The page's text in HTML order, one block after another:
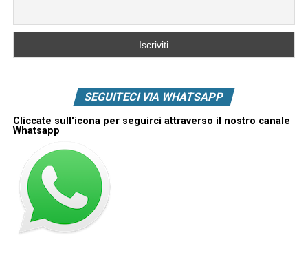
SEGUITECI VIA WHATSAPP
Cliccate sull'icona per seguirci attraverso il nostro canale
Whatsapp